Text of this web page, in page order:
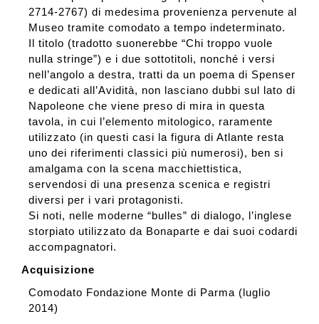
2714-2767) di medesima provenienza pervenute al
Museo tramite comodato a tempo indeterminato.
Il titolo (tradotto suonerebbe “Chi troppo vuole
nulla stringe”) e i due sottotitoli, nonché i versi
nell’angolo a destra, tratti da un poema di Spenser
e dedicati all’Avidità, non lasciano dubbi sul lato di
Napoleone che viene preso di mira in questa
tavola, in cui l’elemento mitologico, raramente
utilizzato (in questi casi la figura di Atlante resta
uno dei riferimenti classici più numerosi), ben si
amalgama con la scena macchiettistica,
servendosi di una presenza scenica e registri
diversi per i vari protagonisti.
Si noti, nelle moderne “bulles” di dialogo, l’inglese
storpiato utilizzato da Bonaparte e dai suoi codardi
accompagnatori.
Acquisizione
Comodato Fondazione Monte di Parma (luglio
2014)